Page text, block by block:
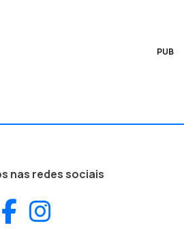
PUB
nas redes sociais
Facebook